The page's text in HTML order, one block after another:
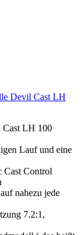
Devil Cast LH
LH 100
Lauf und eine
Cast Control
nahezu jede
7.2:1,